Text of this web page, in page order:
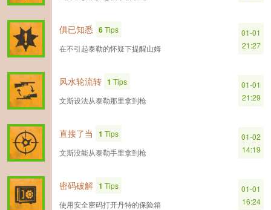
俱已知悉 6Tips
在不引起泰勒的怀疑下提醒山姆
01-01
21:27
风水轮流转 1 Tips
文斯设法从泰勒那里拿到枪
01-01
21:29
直接了当 1 Tips
文斯没能从泰勒手里拿到枪
01-02
14:19
密码破解 1 Tips
使用安全密码打开丹特的保险箱
01-01
16:24